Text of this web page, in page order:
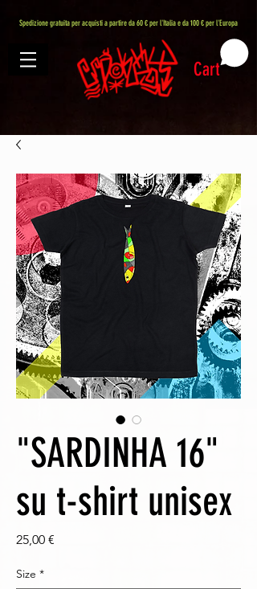
Spedizione gratuita per acquisti a partire da 60 € per l'Italia e da 100 € per l'Europa
Cart
"SARDINHA 16"
su t-shirt unisex
25,00 €
Size *